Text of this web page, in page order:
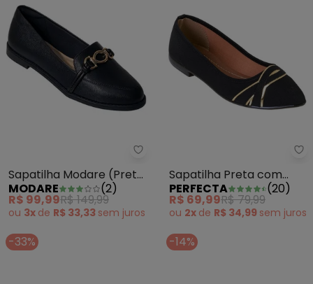
Sapatilha Modare (Preto) em
Sapatilha Modare (Preto)
em Sintético
MODARE (2)
R$ 99,99R$ 149,99
ou 3x de R$ 33,33 sem juros
Sapatilha Preta com
Detalhes Dourados
PERFECTA (20)
R$ 69,99R$ 79,99
ou 2x de R$ 34,99 sem juros
-33% -14%